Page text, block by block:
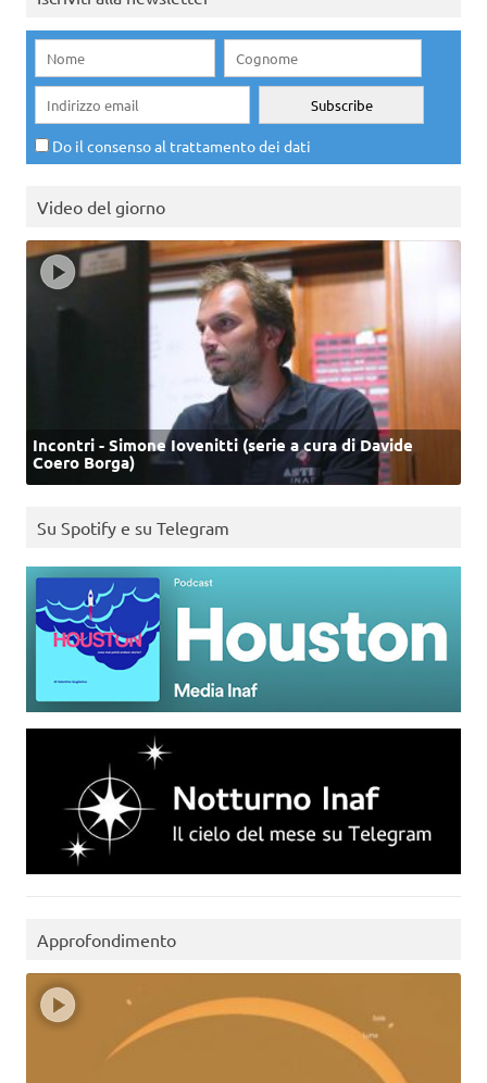
Do il consenso al trattamento dei dati
Video del giorno
Incontri - Simone Iovenitti (serie a cura di Davide
Coero Borga)
Su Spotify e su Telegram
Approfondimento